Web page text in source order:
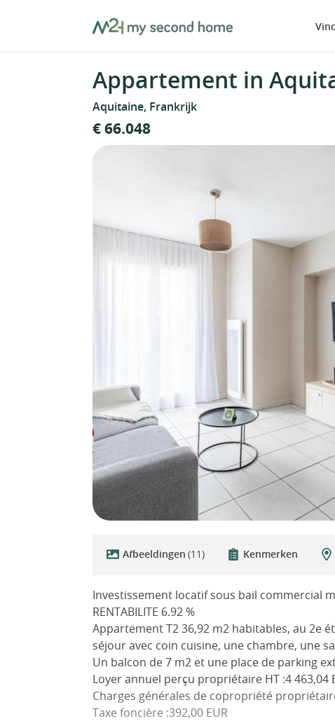
MySecondHome
Appartement in
Aquitaine, Frankrijk
€ 66.048
Afbeeldingen (11) Kenmerken
Investissement locatif sous bail commercial
RENTABILITE 6.92 %
Appartement T2 36,92 m2 habitables, au 2e
séjour avec coin cuisine, une chambre, une
Un balcon de 7 m2 et une place de parking
Loyer annuel perçu propriétaire HT :4 463,04
Charges générales de copropriété
Taxe foncière :392,00 EUR